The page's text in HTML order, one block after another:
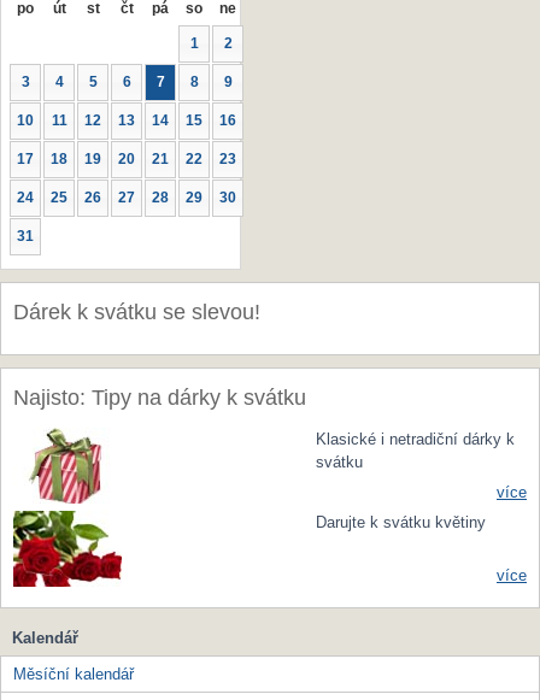
po út st čt pá so ne
1 2
3 4 5 6 7 8 9
10 11 12 13 14 15 16
17 18 19 20 21 22 23
24 25 26 27 28 29 30
31
Dárek k svátku se slevou!
Najisto: Tipy na dárky k svátku
Klasické i netradiční dárky k
svátku
více
Darujte k svátku květiny
více
Kalendář
Měsíční kalendář